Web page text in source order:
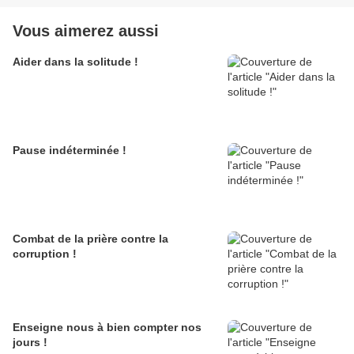
Vous aimerez aussi
Aider dans la solitude !
Pause indéterminée !
Combat de la prière contre la
corruption !
Enseigne nous à bien compter nos
jours !